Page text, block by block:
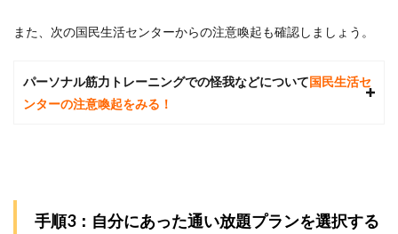
参考
また、次の国民生活センターからの注意喚起も確認しましょう。
パーソナル筋力トレーニングでの怪我などについて国民生活セ
ンターの注意喚起をみる！
手順3：自分にあった通い放題プランを選択する